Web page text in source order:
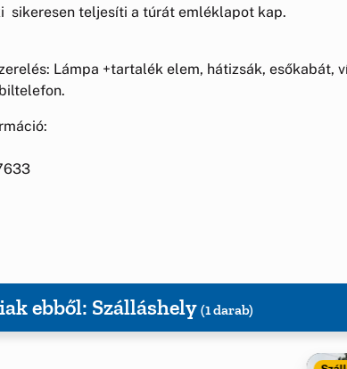
sikeresen teljesíti a túrát emléklapot kap.
Lámpa +tartalék elem, hátizsák, esőkabát,
ebből: Szálláshely (1 darab)